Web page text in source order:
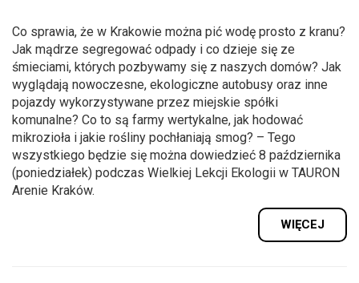
Co sprawia, że w Krakowie można pić wodę prosto z kranu?
Jak mądrze segregować odpady i co dzieje się ze
śmieciami, których pozbywamy się z naszych domów? Jak
wyglądają nowoczesne, ekologiczne autobusy oraz inne
pojazdy wykorzystywane przez miejskie spółki
komunalne? Co to są farmy wertykalne, jak hodować
mikrozioła i jakie rośliny pochłaniają smog? – Tego
wszystkiego będzie się można dowiedzieć 8 października
(poniedziałek) podczas Wielkiej Lekcji Ekologii w TAURON
Arenie Kraków.
WIĘCEJ